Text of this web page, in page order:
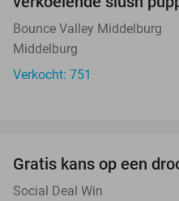
Bounce Valley Middelburg
Middelburg
Verkocht: 751
Gratis kans op een
Social Deal Win